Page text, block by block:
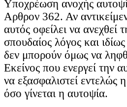
Υποχρέωση ανοχής
Αρθρον 362. Αν
αυτός οφείλει να ανεχθεί
σπουδαίος λόγος και
δεν μπορούν όμως να
Εκείνος που ενεργεί την
να εξασφαλιστεί εντελώς
όσο γίνεται η αυτοψία.